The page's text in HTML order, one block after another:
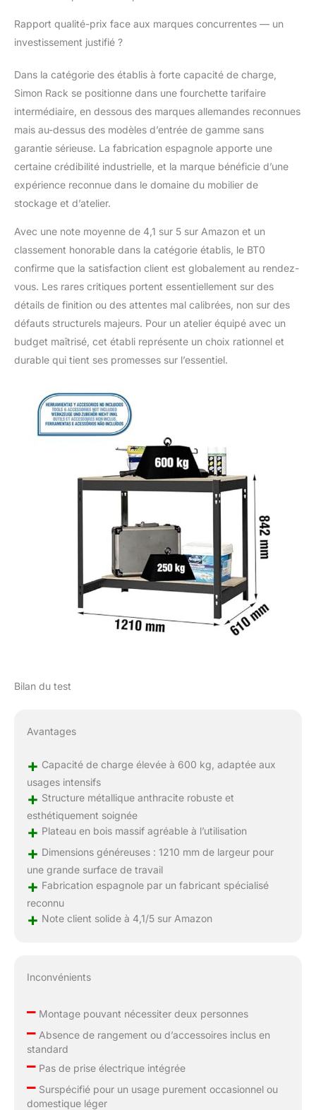
Rapport qualité-prix face aux marques concurrentes — un
investissement justifié ?
Dans la catégorie des établis à forte capacité de charge,
Simon Rack se positionne dans une fourchette tarifaire
intermédiaire, en dessous des marques allemandes reconnues
mais au-dessus des modèles d’entrée de gamme sans
garantie sérieuse. La fabrication espagnole apporte une
certaine crédibilité industrielle, et la marque bénéficie d’une
expérience reconnue dans le domaine du mobilier de
stockage et d’atelier.
Avec une note moyenne de 4,1 sur 5 sur Amazon et un
classement honorable dans la catégorie établis, le BT0
confirme que la satisfaction client est globalement au rendez-
vous. Les rares critiques portent essentiellement sur des
détails de finition ou des attentes mal calibrées, non sur des
défauts structurels majeurs. Pour un atelier équipé avec un
budget maîtrisé, cet établi représente un choix rationnel et
durable qui tient ses promesses sur l’essentiel.
Bilan du test
Avantages
+ Capacité de charge élevée à 600 kg, adaptée aux
usages intensifs
+ Structure métallique anthracite robuste et
esthétiquement soignée
+ Plateau en bois massif agréable à l’utilisation
+ Dimensions généreuses : 1210 mm de largeur pour
une grande surface de travail
+ Fabrication espagnole par un fabricant spécialisé
reconnu
+ Note client solide à 4,1/5 sur Amazon
Inconvénients
–Montage pouvant nécessiter deux personnes
–Absence de rangement ou d’accessoires inclus en
standard
–Pas de prise électrique intégrée
–Surspécifié pour un usage purement occasionnel ou
domestique léger